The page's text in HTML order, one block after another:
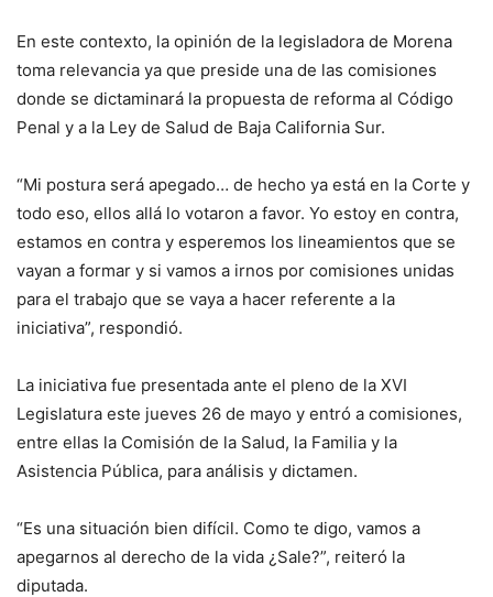
En este contexto, la opinión de la legisladora de Morena
toma relevancia ya que preside una de las comisiones
donde se dictaminará la propuesta de reforma al Código
Penal y a la Ley de Salud de Baja California Sur.
“Mi postura será apegado… de hecho ya está en la Corte y
todo eso, ellos allá lo votaron a favor. Yo estoy en contra,
estamos en contra y esperemos los lineamientos que se
vayan a formar y si vamos a irnos por comisiones unidas
para el trabajo que se vaya a hacer referente a la
iniciativa”, respondió.
La iniciativa fue presentada ante el pleno de la XVI
Legislatura este jueves 26 de mayo y entró a comisiones,
entre ellas la Comisión de la Salud, la Familia y la
Asistencia Pública, para análisis y dictamen.
“Es una situación bien difícil. Como te digo, vamos a
apegarnos al derecho de la vida ¿Sale?”, reiteró la
diputada.